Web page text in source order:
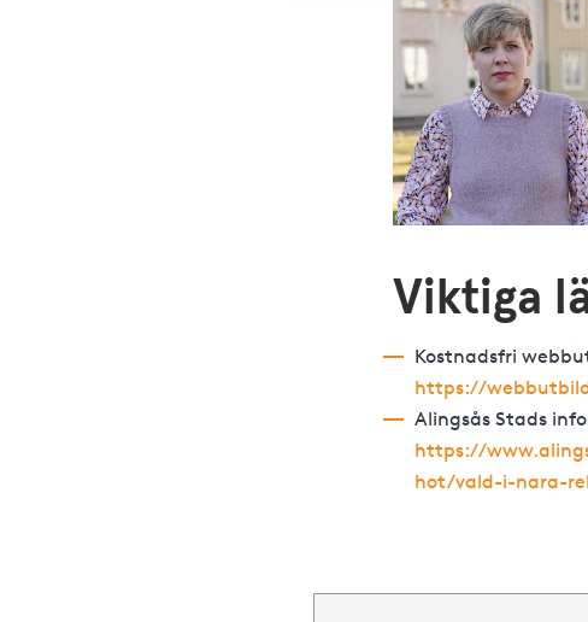
Viktiga
Kostnadsfri
https://
Alingsås Stads
https://
hot/vald-i-nara-